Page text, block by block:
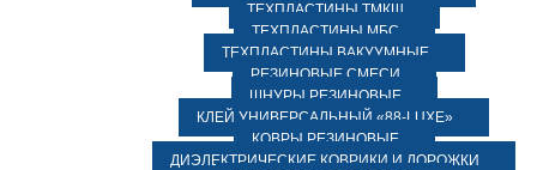
ТЕХПЛАСТИНЫ ТМКЩ
ТЕХПЛАСТИНЫ МБС
ТЕХПЛАСТИНЫ ВАКУУМНЫЕ
РЕЗИНОВЫЕ СМЕСИ
ШНУРЫ РЕЗИНОВЫЕ
КЛЕЙ УНИВЕРСАЛЬНЫЙ «88-LUXE»
КОВРЫ РЕЗИНОВЫЕ
ДИЭЛЕКТРИЧЕСКИЕ КОВРИКИ И ДОРОЖКИ